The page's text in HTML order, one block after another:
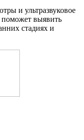
и ультразвуковое
поможет выявить
стадиях и